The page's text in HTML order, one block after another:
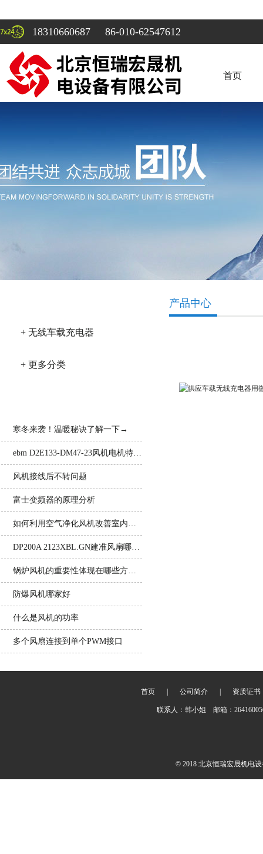
18310660687 86-010-62547612
首页
+ 无线车载充电器
+ 更多分类
寒冬来袭！温暖秘诀了解一下→
ebm D2E133-DM47-23风机电机特性及应用领域详解
风机接线后不转问题
富士变频器的原理分析
如何利用空气净化风机改善室内空气质量？
DP200A 2123XBL.GN建准风扇哪家有优势
锅炉风机的重要性体现在哪些方面？
防爆风机哪家好
什么是风机的功率
多个风扇连接到单个PWM接口
产品中心
首页 公司简介 资质证书
联系人：韩小姐 邮箱：
© 2018 北京恒瑞宏晟机电